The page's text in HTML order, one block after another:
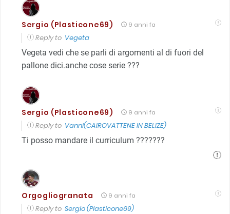
Sergio (Plasticone69) 9 anni fa
Reply to Vegeta
Vegeta vedi che se parli di argomenti al di fuori del
pallone dici.anche cose serie ???
Sergio (Plasticone69) 9 anni fa
Reply to Vanni(CAIROVATTENE IN BELIZE)
Ti posso mandare il curriculum ???????
Orgogliogranata 9 anni fa
Reply to Sergio (Plasticone69)